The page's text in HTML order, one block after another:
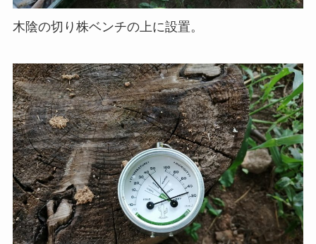
木陰の切り株ベンチの上に設置。